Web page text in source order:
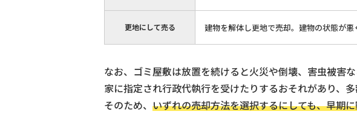
更地にして売る 建物を解体し更地で売却。建物の状態が悪
なお、 ゴミ屋敷は放置を続けると火災や倒壊、害虫被害
家に指定され行政代執行を受けたりするおそれがあり、
そのため、 いずれの売却方法を選択するにしても、早期